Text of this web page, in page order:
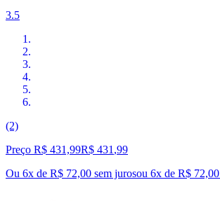
3.5
(2)
Preço R$ 431,99R$ 431 ,99
Ou 6x de R$ 72,00 sem jurosou 6x de R$ 72,00